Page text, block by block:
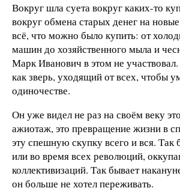
Вокруг шла суета вокруг каких-то
вокруг обмена старых денег на
всё, что можно было купить: от
машин до хозяйственного мыла и
Марк Иванович в этом не
как зверь, уходящий от всех, чтобы
одиночестве.
Он уже видел не раз на своём веку
ажиотаж, это превращение жизни в
эту спешную скупку всего и вся. Так
или во время всех революций,
коллективизаций. Так бывает
он больше не хотел переживать.